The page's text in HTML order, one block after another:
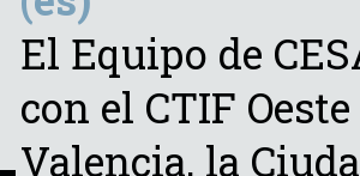
El Equipo de
con el CTIF
Valencia, la